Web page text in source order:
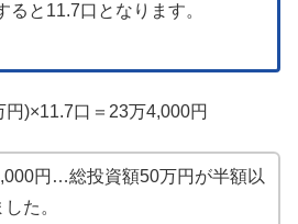
ると11.7口となります。
)×11.7口＝23万4,000円
円…総投資額50万円が半額以
た。